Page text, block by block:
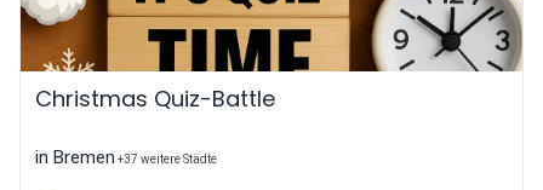
Christmas Quiz-Battle
in Bremen +37 weitere Städte